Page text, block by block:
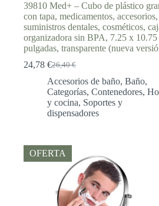
39810 Med+ – Cubo de plástico
con tapa, medicamentos, accesorios,
suministros dentales, cosméticos,
organizadora sin BPA, 7.25 x
pulgadas, transparente (nueva
26,40€
El
precio
original
era:
26,40 €.
24,78 €El
precio
actual
es:
24,78 €.
Accesorios de baño, Baño,
Categorías, Contenedores,
y cocina, Soportes y
dispensadores
OFERTA